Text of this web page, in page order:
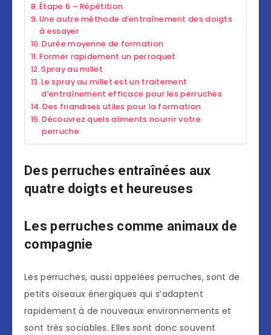
Étape 6 – Répétition
Une autre méthode d’entraînement des doigts
à essayer
Durée moyenne de formation
Former rapidement un perroquet
Spray au millet
Le spray au millet est un traitement
d’entraînement efficace pour les perruches
Des friandises utiles pour la formation
Découvrez quels aliments nourrir votre
perruche
Des perruches entraînées aux
quatre doigts et heureuses
Les perruches comme animaux de
compagnie
Les perruches, aussi appelées perruches, sont de
petits oiseaux énergiques qui s’adaptent
rapidement à de nouveaux environnements et
sont très sociables. Elles sont donc souvent